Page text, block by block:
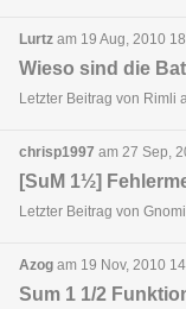
Lurtz am 19 Aug, 2010
Wieso sind die
Letzter Beitrag von Rimli
chrisp1997 am 27 Sep,
[SuM 1½]
Letzter Beitrag von
Azog am 19 Nov, 2010
Sum 1 1/2